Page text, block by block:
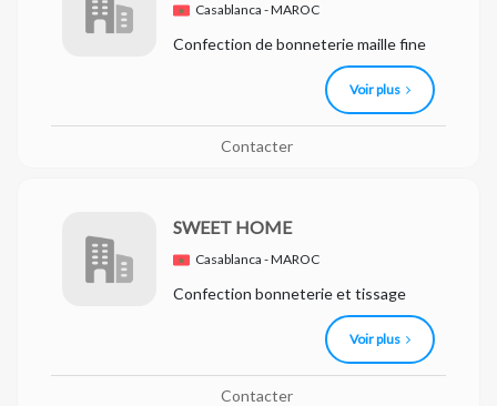
Casablanca - MAROC
Confection de bonneterie maille fine
Voir plus
Contacter
SWEET HOME
Casablanca - MAROC
Confection bonneterie et tissage
Voir plus
Contacter